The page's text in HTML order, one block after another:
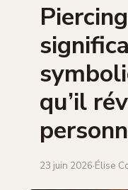
Bijoux
Lifestyle
qu’il
23 juin 2026·Élise